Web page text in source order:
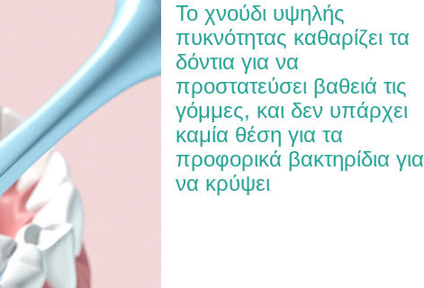
Το χνούδι υψηλής
πυκνότητας καθαρίζει τα
δόντια για να
προστατεύσει βαθειά τις
γόμμες, και δεν υπάρχει
καμία θέση για τα
προφορικά βακτηρίδια για
να κρύψει